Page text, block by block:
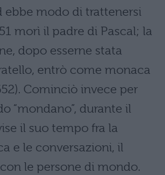
ebbe modo di trattenersi
morì il padre di Pascal; la
dopo esserne stata
entrò come monaca
Cominciò invece per
“mondano”, durante il
il suo tempo fra la
e le conversazioni, il
le persone di mondo.